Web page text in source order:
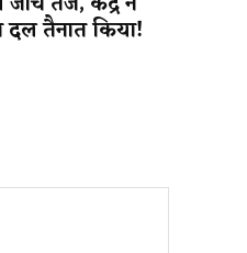
दल तैनात किया!